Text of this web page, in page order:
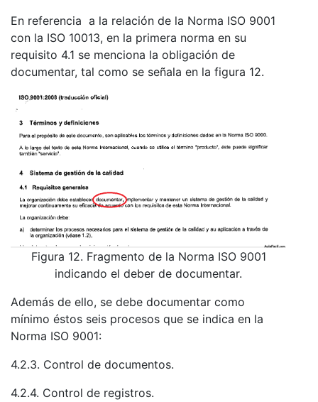
En referencia a la relación de la Norma ISO 9001
con la ISO 10013, en la primera norma en su
requisito 4.1 se menciona la obligación de
documentar, tal como se señala en la figura 12.
Figura 12. Fragmento de la Norma ISO 9001
indicando el deber de documentar.
Además de ello, se debe documentar como
mínimo éstos seis procesos que se indica en la
Norma ISO 9001:
4.2.3. Control de documentos.
4.2.4. Control de registros.